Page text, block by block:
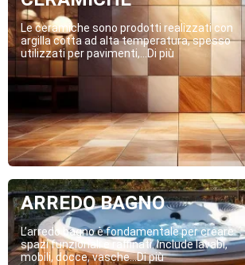
Le ceramiche sono prodotti realizzati con
argilla cotta ad alta temperatura, spesso
utilizzati per pavimenti,...Di più
ARREDO BAGNO
L’arredo bagno è fondamentale per creare
spazi funzionali e raffinati. Include lavabi,
mobili, docce, vasche...Di più